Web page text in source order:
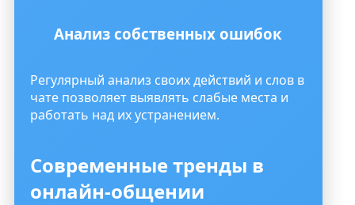
Анализ собственных ошибок
Регулярный анализ своих действий и слов в
чате позволяет выявлять слабые места и
работать над их устранением.
Современные тренды в
онлайн-общении